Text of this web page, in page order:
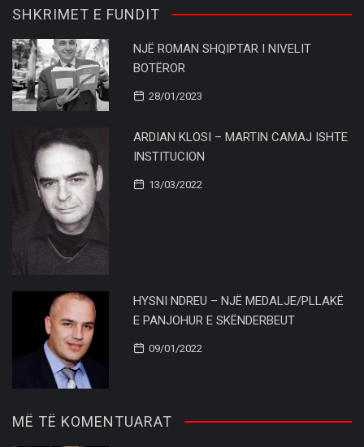
SHKRIMET E FUNDIT
NJË ROMAN SHQIPTAR I NIVELIT
BOTËROR
28/01/2023
ARDIAN KLOSI – MARTIN CAMAJ ISHTE
INSTITUCION
13/03/2022
HYSNI NDREU – NJË MEDALJE/PLLAKË
E PANJOHUR E SKËNDERBEUT
09/01/2022
MË TË KOMENTUARAT